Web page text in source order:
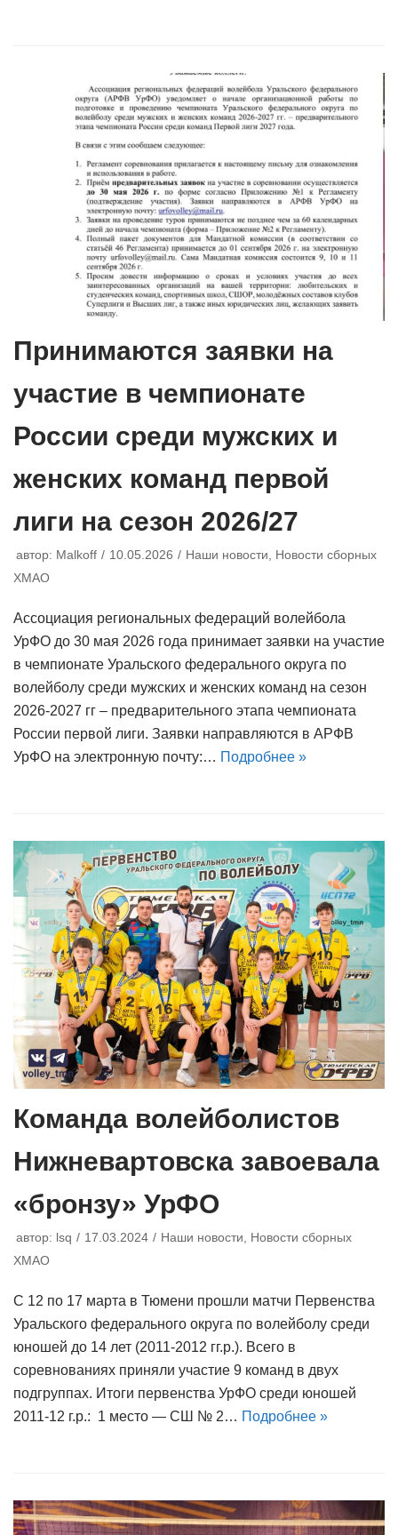
Принимаются заявки на
участие в чемпионате
России среди мужских и
женских команд первой
лиги на сезон 2026/27
автор: Malkoff 10.05.2026 Наши новости, Новости сборных
ХМАО
Ассоциация региональных федераций волейбола
УрФО до 30 мая 2026 года принимает заявки на участие
в чемпионате Уральского федерального округа по
волейболу среди мужских и женских команд на сезон
2026-2027 гг – предварительного этапа чемпионата
России первой лиги. Заявки направляются в АРФВ
УрФО на электронную почту:… Подробнее »
Команда волейболистов
Нижневартовска завоевала
«бронзу» УрФО
автор: lsq 17.03.2024 Наши новости
Новости сборных
ХМАО
С 12 по 17 марта в Тюмени прошли матчи Первенства
Уральского федерального округа по волейболу среди
юношей до 14 лет (2011-2012 гг.р.). Всего в
соревнованиях приняли участие 9 команд в двух
подгруппах. Итоги первенства УрФО среди юношей
2011-12 г.р.: 1 место — СШ № 2… Подробнее »